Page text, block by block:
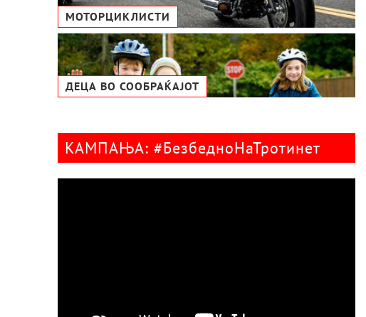
МОТОРЦИКЛИСТИ
ДЕЦА ВО СООБРАЌАЈОТ
КАМПАЊА: #БезбедноНаТротинет